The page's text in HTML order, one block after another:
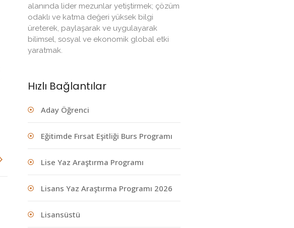
alanında lider mezunlar yetiştirmek; çözüm
odaklı ve katma değeri yüksek bilgi
üreterek, paylaşarak ve uygulayarak
bilimsel, sosyal ve ekonomik global etki
yaratmak.
Hızlı Bağlantılar
Aday Öğrenci
Eğitimde Fırsat Eşitliği Burs Programı
Lise Yaz Araştırma Programı
Lisans Yaz Araştırma Programı 2026
Lisansüstü